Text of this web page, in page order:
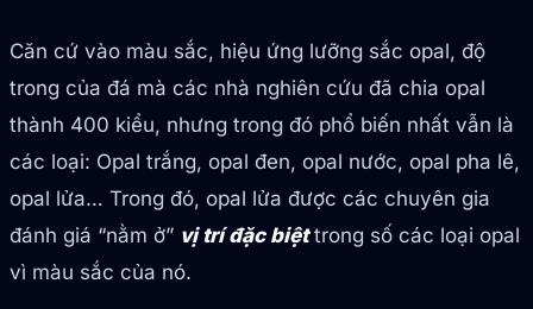
Căn cứ vào màu sắc, hiệu ứng lưỡng sắc opal, độ
trong của đá mà các nhà nghiên cứu đã chia opal
thành 400 kiểu, nhưng trong đó phổ biến nhất vẫn là
các loại: Opal trắng, opal đen, opal nước, opal pha lê,
opal lửa… Trong đó, opal lửa được các chuyên gia
đánh giá “nằm ở” vị trí đặc biệttrong số các loại opal
vì màu sắc của nó.